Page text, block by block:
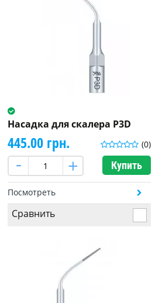
Насадка для скалера P3D
(0)
445.00 грн.
Купить
Посмотреть
Сравнить